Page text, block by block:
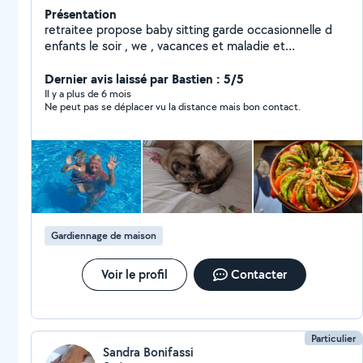
Présentation
retraitee propose baby sitting garde occasionnelle d
enfants le soir , we , vacances et maladie et
Partenaire loisirs Cordialement
Dernier avis laissé par Bastien : 5/5
Il y a plus de 6 mois
Ne peut pas se déplacer vu la distance mais bon contact.
Gardiennage de maison
Voir le profil Contacter
Particulier
Sandra Bonifassi